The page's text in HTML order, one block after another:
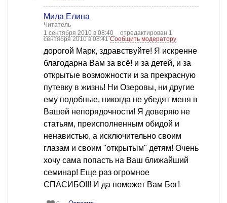
Мила Елина
Читатель
1 сентября 2010 в 08:40
отредактирован 1
сентября 2010 в 08:41Сообщить модератору
дорогой Марк, здравствуйте! Я искренне
благодарна Вам за всё! и за детей, и за
открытые возможности и за прекрасную
путевку в жизнь! Ни Озеровы, ни другие
ему подобные, никогда не убедят меня в
Вашей непорядочности! Я доверяю не
статьям, преисполненным обидой и
ненавистью, а исключительно своим
глазам и своим "открытым" детям! Очень
хочу сама попасть на Ваш ближайший
семинар! Еще раз огромное
СПАСИБО!!! И да поможет Вам Бог!